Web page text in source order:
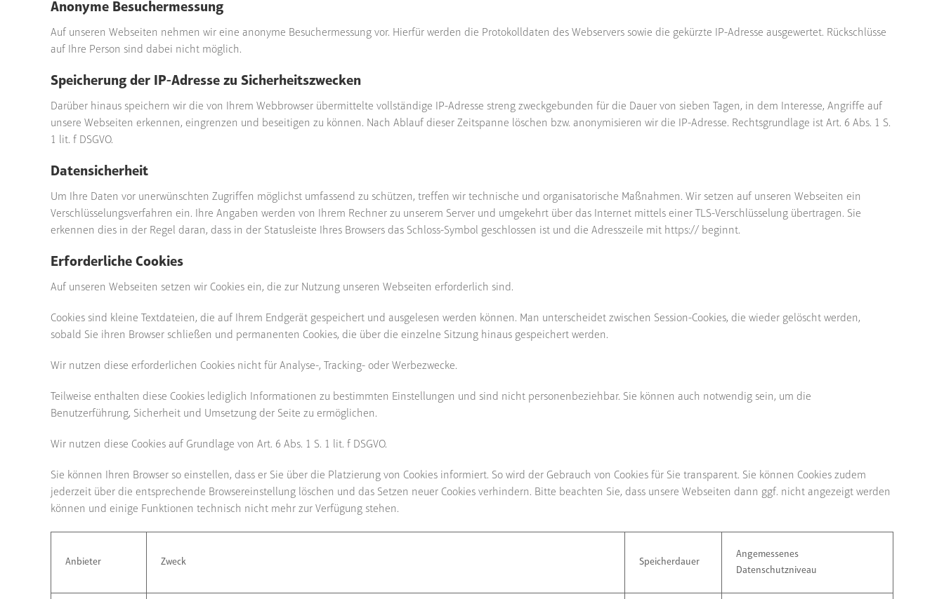
Anonyme Besuchermessung
Auf unseren Webseiten nehmen wir eine anonyme Besuchermessung vor. Hierfür werden die Protokolldaten des Webservers sowie die gekürzte IP-Adresse ausgewertet. Rückschlüsse
auf Ihre Person sind dabei nicht möglich.
Speicherung der IP-Adresse zu Sicherheitszwecken
Darüber hinaus speichern wir die von Ihrem Webbrowser übermittelte vollständige IP-Adresse streng zweckge­bunden für die Dauer von sieben Tagen, in dem Interesse, Angriffe auf
unsere Web­seiten erkennen, eingrenzen und beseitigen zu können. Nach Ablauf dieser Zeitspanne löschen bzw. anonymisieren wir die IP-Adresse. Rechtsgrundlage ist Art. 6 Abs. 1 S.
1 lit. f DSGVO.
Datensicherheit
Um Ihre Daten vor unerwünschten Zugriffen möglichst umfassend zu schützen, treffen wir technische und organisatorische Maßnahmen. Wir setzen auf unseren Webseiten ein
Verschlüsselungsverfahren ein. Ihre Angaben werden von Ihrem Rechner zu unserem Server und umgekehrt über das Internet mittels einer TLS-Verschlüsselung übertragen. Sie
erkennen dies in der Regel daran, dass in der Statusleiste Ihres Browsers das Schloss-Symbol geschlossen ist und die Adresszeile mit https:// beginnt.
Erforderliche Cookies
Auf unseren Webseiten setzen wir Cookies ein, die zur Nutzung unseren Webseiten erforderlich sind.
Cookies sind kleine Textdateien, die auf Ihrem Endgerät gespeichert und ausgelesen werden können. Man unterscheidet zwischen Session-Cookies, die wieder gelöscht werden,
sobald Sie ihren Browser schließen und permanenten Cookies, die über die einzelne Sitzung hinaus gespeichert werden.
Wir nutzen diese erforderlichen Cookies nicht für Analyse-, Tracking- oder Werbezwecke.
Teilweise enthalten diese Cookies lediglich Informationen zu bestimmten Einstellungen und sind nicht personenbeziehbar. Sie können auch notwendig sein, um die
Benutzerführung, Sicherheit und Umsetzung der Seite zu ermöglichen.
Wir nutzen diese Cookies auf Grundlage von Art. 6 Abs. 1 S. 1 lit. f DSGVO.
Sie können Ihren Browser so einstellen, dass er Sie über die Platzierung von Cookies informiert. So wird der Gebrauch von Cookies für Sie transparent. Sie können Cookies zudem
jederzeit über die entsprechende Browsereinstellung löschen und das Setzen neuer Cookies verhindern. Bitte beachten Sie, dass unsere Webseiten dann ggf. nicht angezeigt werden
können und einige Funktionen technisch nicht mehr zur Verfügung stehen.
Anbieter Zweck Speicherdauer
Angemessenes
Datenschutzniveau